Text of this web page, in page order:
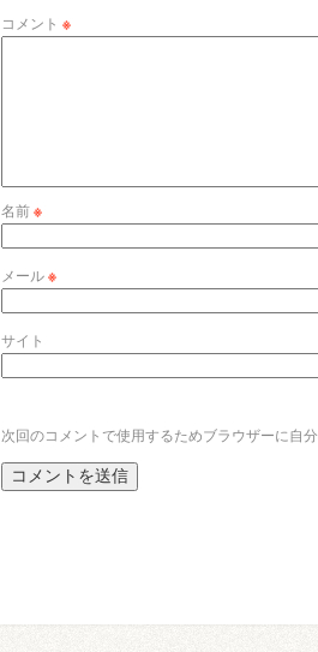
コメント ※
名前※
メール※
サイト
次回のコメントで使用するためブラウザーに自